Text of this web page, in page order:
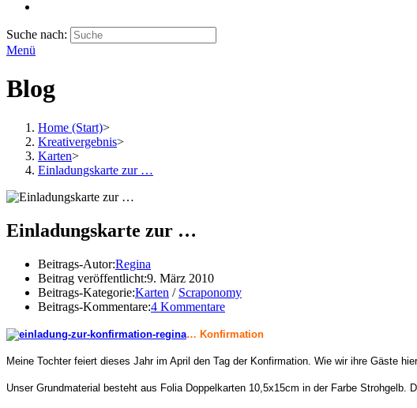
Suche nach:
Menü
Blog
Home (Start)>
Kreativergebnis>
Karten>
Einladungskarte zur …
Einladungskarte zur …
Beitrags-Autor:Regina
Beitrag veröffentlicht:9. März 2010
Beitrags-Kategorie:Karten / Scraponomy
Beitrags-Kommentare:4 Kommentare
… Konfirmation
Meine Tochter feiert dieses Jahr im April den Tag der Konfirmation. Wie wir ihre Gäste
Unser Grundmaterial besteht aus Folia Doppelkarten 10,5x15cm in der Farbe